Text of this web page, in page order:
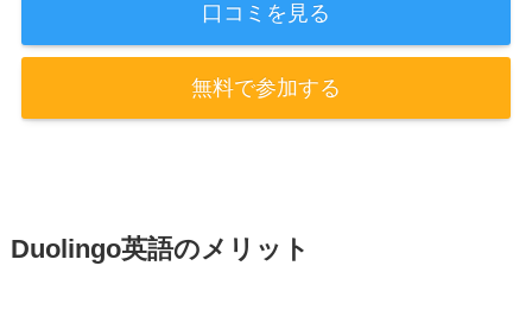
口コミを見る
無料で参加する
Duolingo英語のメリット